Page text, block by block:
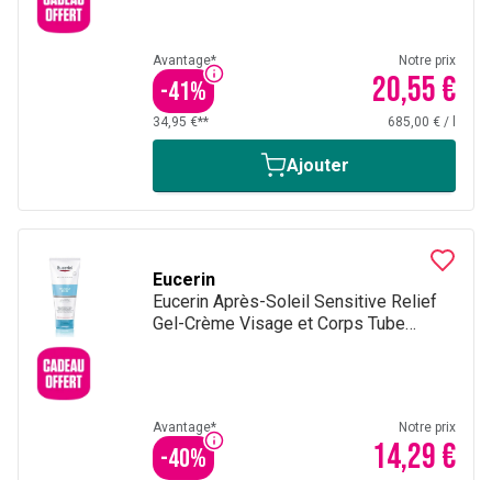
Avantage*
-41%
Notre prix
20,55 €
34,95 €** 685,00 € /
Ajouter
Eucerin
Eucerin Après-Soleil Sensitive Relief
Gel-Crème Visage et Corps Tube
Avantage*
-40%
Notre prix
14,29 €